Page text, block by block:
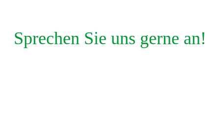
Sprechen Sie uns gerne an!